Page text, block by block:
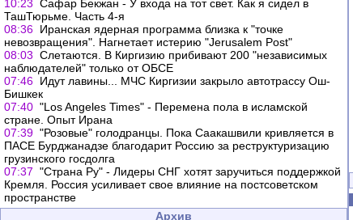
10:23 Сафар Бекжан - У входа на тот свет. Как я сидел в
ТашТюрьме. Часть 4-я
08:36 Иранская ядерная программа близка к "точке
невозвращения". Нагнетает истерию "Jerusalem Post"
08:03 Слетаются. В Киргизию прибивают 200 "независимых
наблюдателей" только от ОБСЕ
07:46 Идут лавины... МЧС Киргизии закрыло автотрассу Ош-
Бишкек
07:40 "Los Angeles Times" - Перемена пола в исламской
стране. Опыт Ирана
07:39 "Розовые" голодранцы. Пока Саакашвили кривляется в
ПАСЕ Бурджанадзе благодарит Россию за реструктуризацию
грузинского госдолга
07:37 "Страна Ру" - Лидеры СНГ хотят заручиться поддержкой
Кремля. Россия усиливает свое влияние на постсоветском
пространстве
Архив